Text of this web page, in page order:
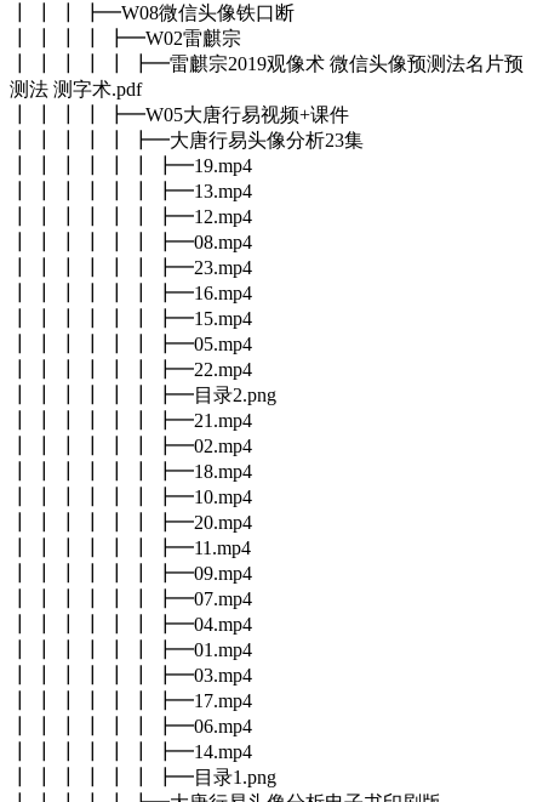
┃ ┃ ┃ ┣━W08微信头像铁口断
┃ ┃ ┃ ┃ ┣━W02雷麒宗
┃ ┃ ┃ ┃ ┃ ┣━雷麒宗2019观像术 微信头像预测法名片预
测法 测字术.pdf
┃ ┃ ┃ ┃ ┣━W05大唐行易视频+课件
┃ ┃ ┃ ┃ ┃ ┣━大唐行易头像分析23集
┃ ┃ ┃ ┃ ┃ ┃ ┣━19.mp4
┃ ┃ ┃ ┃ ┃ ┃ ┣━13.mp4
┃ ┃ ┃ ┃ ┃ ┃ ┣━12.mp4
┃ ┃ ┃ ┃ ┃ ┃ ┣━08.mp4
┃ ┃ ┃ ┃ ┃ ┃ ┣━23.mp4
┃ ┃ ┃ ┃ ┃ ┃ ┣━16.mp4
┃ ┃ ┃ ┃ ┃ ┃ ┣━15.mp4
┃ ┃ ┃ ┃ ┃ ┃ ┣━05.mp4
┃ ┃ ┃ ┃ ┃ ┃ ┣━22.mp4
┃ ┃ ┃ ┃ ┃ ┃ ┣━目录2.png
┃ ┃ ┃ ┃ ┃ ┃ ┣━21.mp4
┃ ┃ ┃ ┃ ┃ ┃ ┣━02.mp4
┃ ┃ ┃ ┃ ┃ ┃ ┣━18.mp4
┃ ┃ ┃ ┃ ┃ ┃ ┣━10.mp4
┃ ┃ ┃ ┃ ┃ ┃ ┣━20.mp4
┃ ┃ ┃ ┃ ┃ ┃ ┣━11.mp4
┃ ┃ ┃ ┃ ┃ ┃ ┣━09.mp4
┃ ┃ ┃ ┃ ┃ ┃ ┣━07.mp4
┃ ┃ ┃ ┃ ┃ ┃ ┣━04.mp4
┃ ┃ ┃ ┃ ┃ ┃ ┣━01.mp4
┃ ┃ ┃ ┃ ┃ ┃ ┣━03.mp4
┃ ┃ ┃ ┃ ┃ ┃ ┣━17.mp4
┃ ┃ ┃ ┃ ┃ ┃ ┣━06.mp4
┃ ┃ ┃ ┃ ┃ ┃ ┣━14.mp4
┃ ┃ ┃ ┃ ┃ ┃ ┣━目录1.png